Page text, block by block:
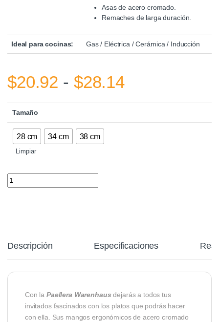
Asas de acero cromado.
Remaches de larga duración.
Ideal para cocinas: Gas / Eléctrica / Cerámica / Inducción
$20.92 - $28.14Rango de
Tamaño
28 cm 34 cm 38 cm
Limpiar
Paellero Warenhaus quantity
Descripción Especificaciones
Con la Paellera Warenhaus dejarás a todos tus
invitados fascinados con los platos que podrás hacer
con ella. Sus mangos ergonómicos de acero cromado